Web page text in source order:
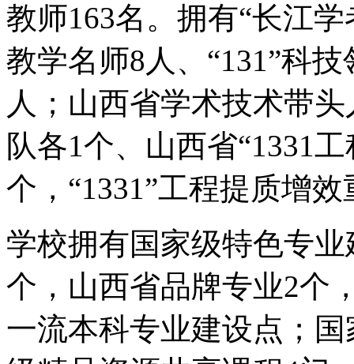
教师163名。拥有“长江
教学名师8人、“131”科
人；山西省学术技术带
队各1个、山西省“1331
个，“1331”工程提质增
学校拥有国家级特色专
个，山西省品牌专业2个
一流本科专业建设点；